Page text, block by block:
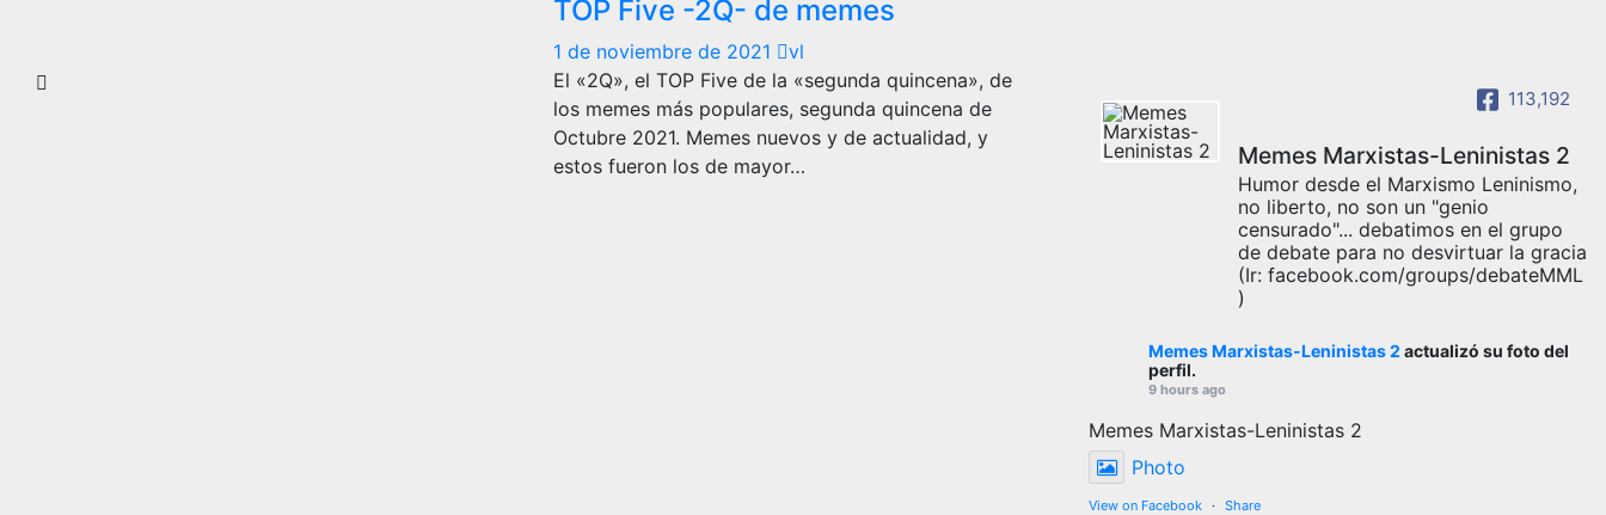
TOP Five -2Q- de memes
1 de noviembre de 2021
vl
El «2Q», el TOP Five de la «segunda quincena», de
los memes más populares, segunda quincena de
Octubre 2021. Memes nuevos y de actualidad, y
estos fueron los de mayor…
113,192
Memes Marxistas-Leninistas 2
Humor desde el Marxismo Leninismo,
no liberto, no son un "genio
censurado"... debatimos en el grupo
de debate para no desvirtuar la gracia
(Ir: facebook.com/groups/debateMML
)
Memes Marxistas-Leninistas 2 actualizó su foto del
perfil.
9 hours ago
Memes Marxistas-Leninistas 2
Photo
View on Facebook · Share